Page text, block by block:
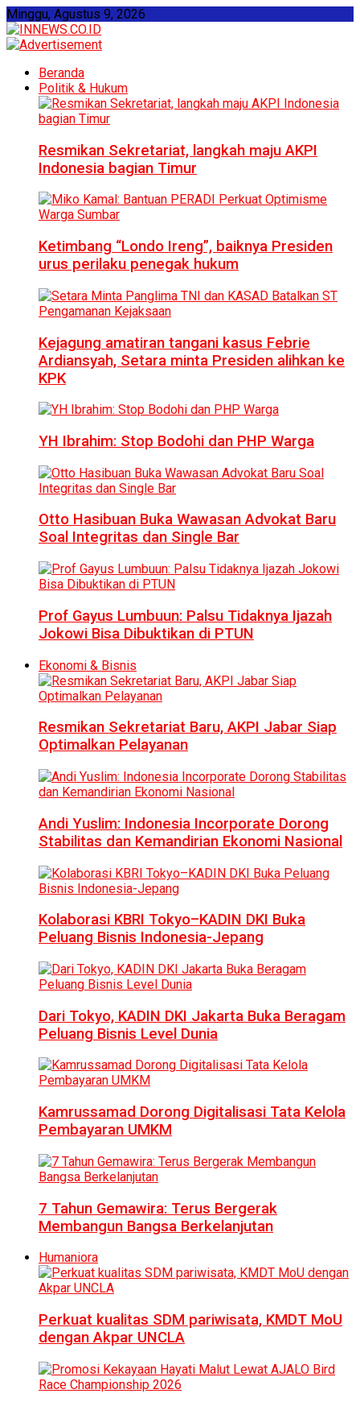
Minggu, Agustus 9, 2026
Beranda
Politik & Hukum
Resmikan Sekretariat, langkah maju AKPI
Indonesia bagian Timur
Ketimbang “Londo Ireng”, baiknya Presiden
urus perilaku penegak hukum
Kejagung amatiran tangani kasus Febrie
Ardiansyah, Setara minta Presiden alihkan ke
KPK
YH Ibrahim: Stop Bodohi dan PHP Warga
Otto Hasibuan Buka Wawasan Advokat Baru
Soal Integritas dan Single Bar
Prof Gayus Lumbuun: Palsu Tidaknya Ijazah
Jokowi Bisa Dibuktikan di PTUN
Ekonomi & Bisnis
Resmikan Sekretariat Baru, AKPI Jabar Siap
Optimalkan Pelayanan
Andi Yuslim: Indonesia Incorporate Dorong
Stabilitas dan Kemandirian Ekonomi Nasional
Kolaborasi KBRI Tokyo–KADIN DKI Buka
Peluang Bisnis Indonesia-Jepang
Dari Tokyo, KADIN DKI Jakarta Buka Beragam
Peluang Bisnis Level Dunia
Kamrussamad Dorong Digitalisasi Tata Kelola
Pembayaran UMKM
7 Tahun Gemawira: Terus Bergerak
Membangun Bangsa Berkelanjutan
Humaniora
Perkuat kualitas SDM pariwisata, KMDT MoU
dengan Akpar UNCLA